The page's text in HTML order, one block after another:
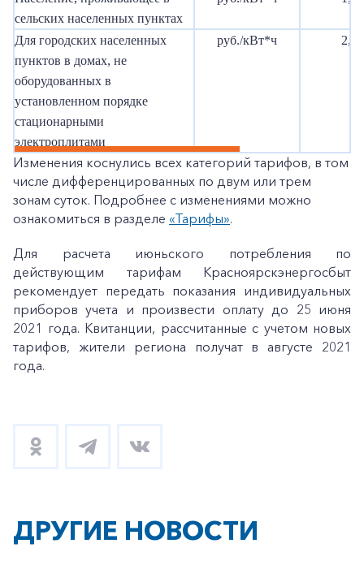
сельских населенных пунктах
Для городских населенных
пунктов в домах, не
оборудованных в
установленном порядке
стационарными
электроплитами
руб./кВт*ч 2,83
Изменения коснулись всех категорий тарифов, в том
числе дифференцированных по двум или трем
зонам суток. Подробнее с изменениями можно
ознакомиться в разделе «Тарифы».
Для расчета июньского потребления по
действующим тарифам Красноярскэнергосбыт
рекомендует передать показания индивидуальных
приборов учета и произвести оплату до 25 июня
2021 года. Квитанции, рассчитанные с учетом новых
тарифов, жители региона получат в августе 2021
года.
ДРУГИЕ НОВОСТИ